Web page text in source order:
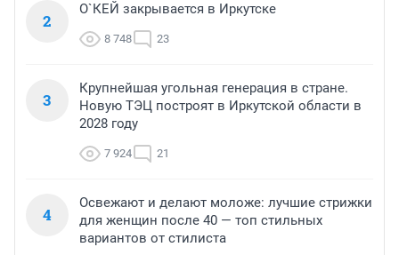
2
О`КЕЙ закрывается в Иркутске
8 748 23
3
Крупнейшая угольная генерация в стране.
Новую ТЭЦ построят в Иркутской области в
2028 году
7 924 21
4
Освежают и делают моложе: лучшие стрижки
для женщин после 40 — топ стильных
вариантов от стилиста